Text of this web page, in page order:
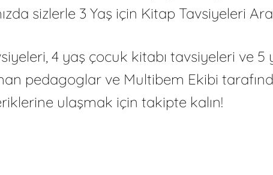
sizlerle 3 Yaş için Kitap Tavsiyeleri
4 yaş çocuk kitabı tavsiyeleri ve
pedagoglar ve Multibem Ekibi
ulaşmak için takipte kalın!